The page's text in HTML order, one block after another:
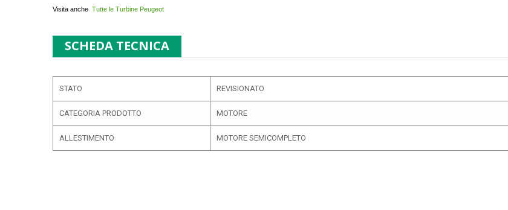
Visita anche Tutte le Turbine Peugeot
SCHEDA TECNICA
STATO REVISIONATO
CATEGORIA PRODOTTO MOTORE
ALLESTIMENTO MOTORE SEMICOMPLETO